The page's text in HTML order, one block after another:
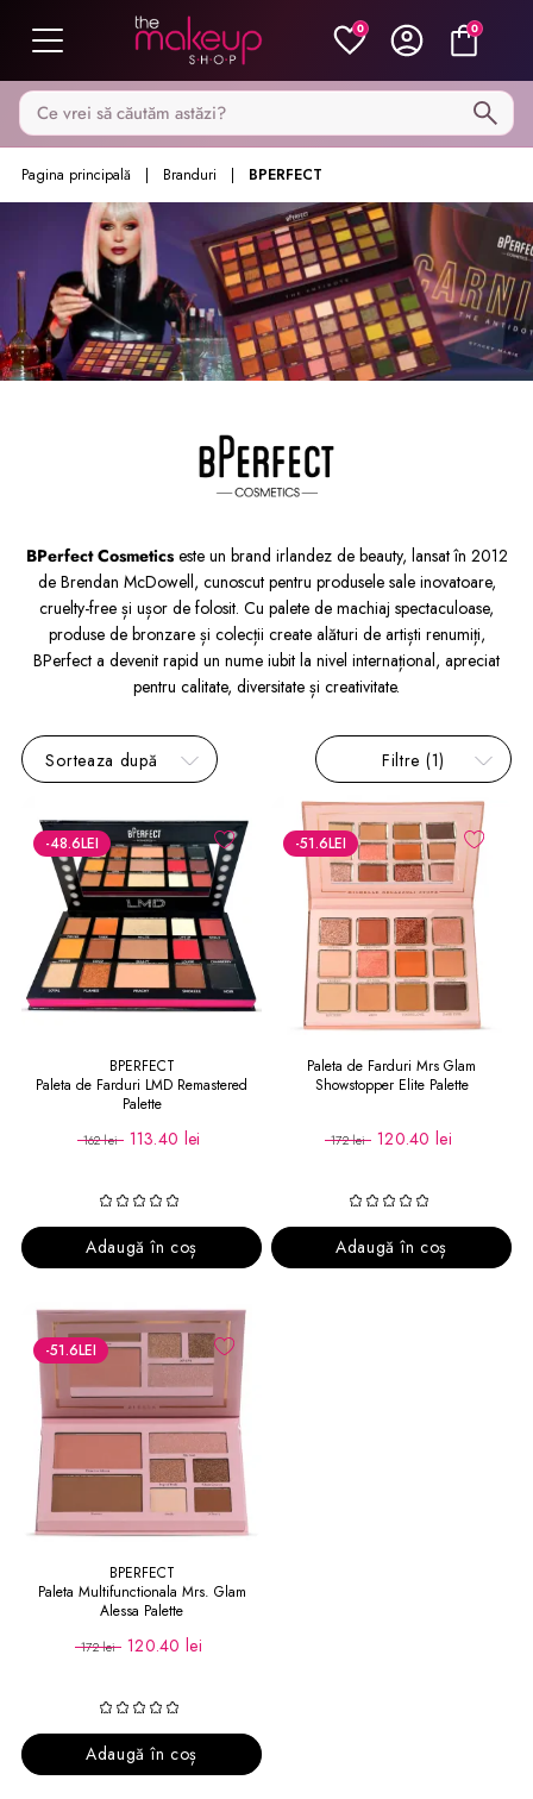
0 0
Caută pe MakeupShop
Pagina principală Branduri BPERFECT
BPerfect Cosmeticseste un brand irlandez de beauty, lansat în 2012
de Brendan McDowell, cunoscut pentru produsele sale inovatoare,
cruelty-free și ușor de folosit. Cu palete de machiaj spectaculoase,
produse de bronzare și colecții create alături de artiști renumiți,
BPerfect a devenit rapid un nume iubit la nivel internațional, apreciat
pentru calitate, diversitate și creativitate.
Sorteaza după Filtre (1)
-48.6LEI
BPERFECT
Paleta de Farduri LMD Remastered
Palette
162 lei 113.40 lei
Adaugă în coș
-51.6LEI
Paleta de Farduri Mrs Glam
Showstopper Elite Palette
172 lei 120.40 lei
Adaugă în coș
-51.6LEI
BPERFECT
Paleta Multifunctionala Mrs. Glam
Alessa Palette
172 lei 120.40 lei
Adaugă în coș